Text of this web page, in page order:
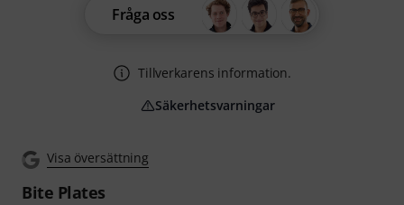
Visa översättning
Bite Plates
Fråga oss
Tillverkarens information.
Säkerhetsvarningar